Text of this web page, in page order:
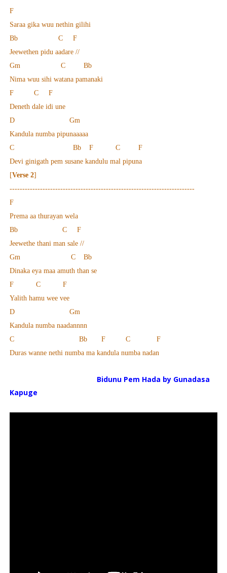
F
Saraa gika wuu nethin gilihi
Bb C F
Jeewethen pidu aadare //
Gm C Bb
Nima wuu sihi watana pamanaki
F C F
Deneth dale idi une
D Gm
Kandula numba pipunaaaaa
C Bb F C F
Devi ginigath pem susane kandulu mal pipuna
[Verse 2]
-------------------------------------------------------------------------
F
Prema aa thurayan wela
Bb C F
Jeewethe thani man sale //
Gm C Bb
Dinaka eya maa amuth than se
F C F
Yalith hamu wee vee
D Gm
Kandula numba naadannnn
C Bb F C F
Duras wanne nethi numba ma kandula numba nadan
Bidunu Pem Hada by Gunadasa
Kapuge